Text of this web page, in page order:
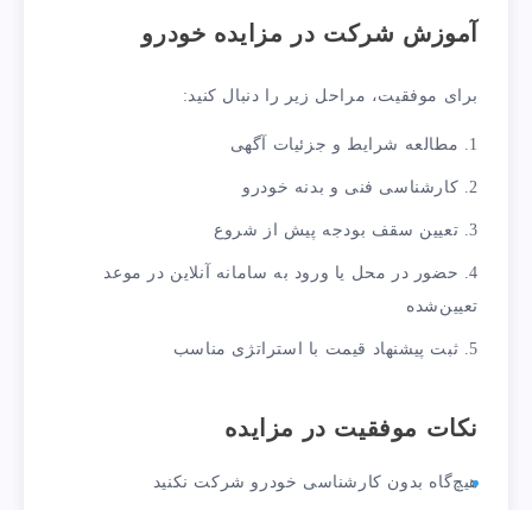
آموزش شرکت در مزایده خودرو
برای موفقیت، مراحل زیر را دنبال کنید:
مطالعه شرایط و جزئیات آگهی
کارشناسی فنی و بدنه خودرو
تعیین سقف بودجه پیش از شروع
حضور در محل یا ورود به سامانه آنلاین در موعد
تعیین‌شده
ثبت پیشنهاد قیمت با استراتژی مناسب
نکات موفقیت در مزایده
هیچ‌گاه بدون کارشناسی خودرو شرکت نکنید